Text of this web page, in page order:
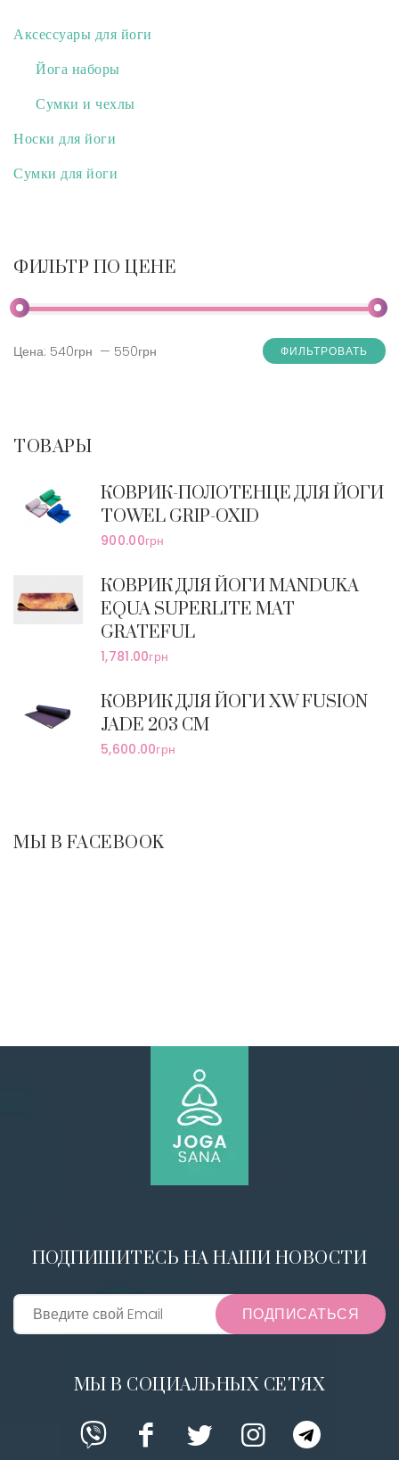
Аксессуары для йоги
Йога наборы
Сумки и чехлы
Носки для йоги
Сумки для йоги
ФИЛЬТР ПО ЦЕНЕ
ФИЛЬТРОВАТЬ
Цена: 540грн — 550грн
ТОВАРЫ
КОВРИК-ПОЛОТЕНЦЕ ДЛЯ ЙОГИ
TOWEL GRIP-OXID
900.00грн
КОВРИК ДЛЯ ЙОГИ MANDUKA
EQUA SUPERLITE MAT
GRATEFUL
1,781.00грн
КОВРИК ДЛЯ ЙОГИ XW FUSION
JADE 203 СМ
5,600.00грн
МЫ В FACEBOOK
ПОДПИШИТЕСЬ НА НАШИ НОВОСТИ
ПОДПИСАТЬСЯ
МЫ В СОЦИАЛЬНЫХ СЕТЯХ